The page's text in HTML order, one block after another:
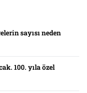
sayısı neden
100. yıla özel